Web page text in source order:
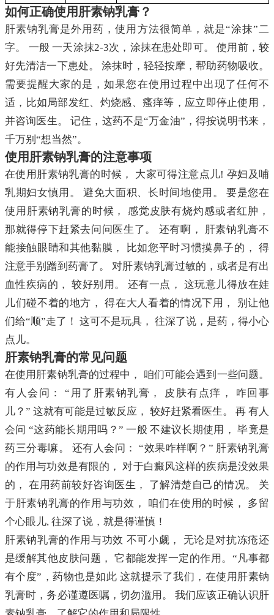
如何正确使用肝素钠乳膏？
肝素钠乳膏是外用药，使用方法很简单，就是“涂抹”二
字。 一般 一天涂抹2-3次，涂抹在患处即可。 使用前，较
好先清洁一下患处。 涂抹时，轻轻按摩，帮助药物吸收。
需要提醒大家的是，如果您在使用过程中出现了任何不
适，比如局部发红、灼烧感、瘙痒等，应立即停止使用，
并咨询医生。 记住，这药不是“万金油”，得按说明书来，
千万别“想当然”。
使用肝素钠乳膏的注意事项
在使用肝素钠乳膏的时候， 大家可得注意点儿! 孕妇及哺
乳期妇女慎用。 避免大面积、长时间地使用。 要是您在
使用肝素钠乳膏的时候， 感觉皮肤有烧灼感或者红肿，
那就得停下赶紧去问问医生了。 还有啊， 肝素钠乳膏不
能接触眼睛和其他黏膜， 比如您平时习惯摸鼻子的， 得
注意手别蹭到药膏了。 对肝素钠乳膏过敏的，或者是有出
血性疾病的， 较好别用。 还有一点， 这玩意儿得放在娃
儿们碰不着的地方， 得在大人看着的情况下用， 别让他
们给“顺”走了！ 这可不是玩具， 往深了说，是药，得小心
点儿。
肝素钠乳膏的常见问题
在使用肝素钠乳膏的过程中， 咱们可能会遇到一些问题。
有人会问： “用了肝素钠乳膏， 皮肤有点痒， 咋回事
儿？” 这就有可能是过敏反应， 较好赶紧看医生。 再 有人
会问 “这药能长期用吗？” 一般 不建议长期使用， 毕竟是
药三分毒嘛。 还有人会问： “效果咋样啊？” 肝素钠乳膏
的作用与功效是有限的， 对于白癜风这样的疾病是没效果
的， 在用药前较好咨询医生， 了解清楚自己的情况。 关
于肝素钠乳膏的作用与功效， 咱们在使用的时候， 多留
个心眼儿, 往深了说，就是得谨慎！
肝素钠乳膏的作用与功效 不可小觑， 无论是对抗冻疮还
是缓解其他皮肤问题， 它都能发挥一定的作用。“凡事都
有个度”，药物也是如此 这就提示了我们，在使用肝素钠
乳膏时，务必谨遵医嘱，切勿滥用。 我们应该正确认识肝